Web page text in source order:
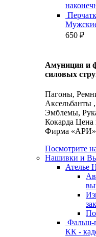
650 ₽
Амуниция и
силовых
Пагоны,
Аксельбанты
Эмблемы,
Кокарда Цена
Фирма «АРИ»
Посмотрите
Нашивки и
Ателье
Фальш-
КК -